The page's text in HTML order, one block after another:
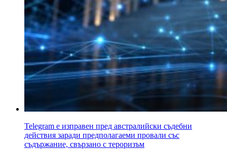
Telegram е изправен пред австралийски съдебни
действия заради предполагаеми провали със
съдържание, свързано с тероризъм